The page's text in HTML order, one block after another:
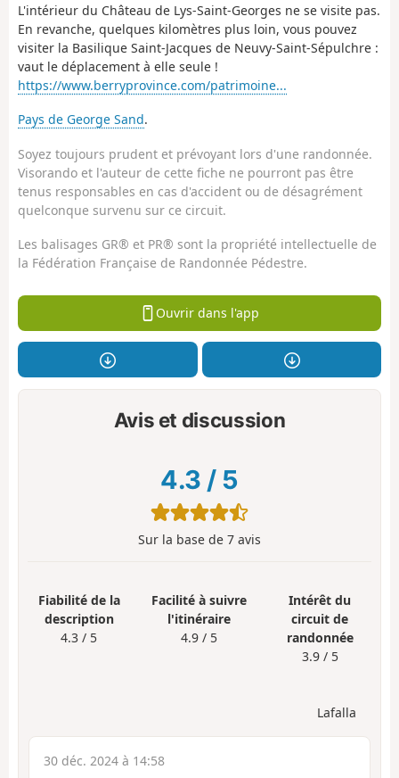
L'intérieur du Château de Lys-Saint-Georges ne se visite pas.
En revanche, quelques kilomètres plus loin, vous pouvez
visiter la Basilique Saint-Jacques de Neuvy-Saint-Sépulchre :
vaut le déplacement à elle seule !
https://www.berryprovince.com/patrimoine...
Pays de George Sand.
Soyez toujours prudent et prévoyant lors d'une randonnée.
Visorando et l'auteur de cette fiche ne pourront pas être
tenus responsables en cas d'accident ou de désagrément
quelconque survenu sur ce circuit.
Les balisages GR® et PR® sont la propriété intellectuelle de
la Fédération Française de Randonnée Pédestre.
Ouvrir dans l'app
Avis et discussion
4.3 / 5
Sur la base de 7 avis
Fiabilité de la
description
4.3 / 5
Facilité à suivre
l'itinéraire
4.9 / 5
Intérêt du
circuit de
randonnée
3.9 / 5
Lafalla
30 déc. 2024 à 14:58